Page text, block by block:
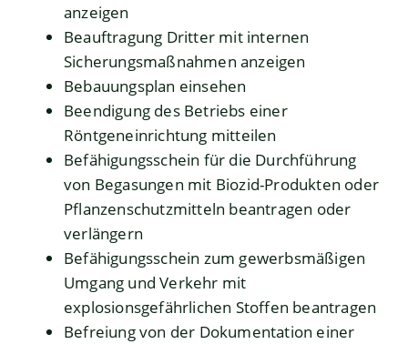
anzeigen
Beauftragung Dritter mit internen
Sicherungsmaßnahmen anzeigen
Bebauungsplan einsehen
Beendigung des Betriebs einer
Röntgeneinrichtung mitteilen
Befähigungsschein für die Durchführung
von Begasungen mit Biozid-Produkten oder
Pflanzenschutzmitteln beantragen oder
verlängern
Befähigungsschein zum gewerbsmäßigen
Umgang und Verkehr mit
explosionsgefährlichen Stoffen beantragen
Befreiung von der Dokumentation einer